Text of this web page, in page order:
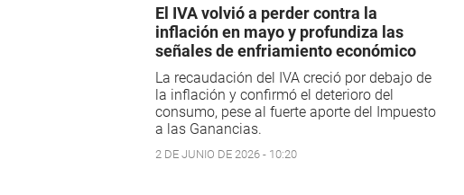
El IVA volvió a perder contra la
inflación en mayo y profundiza las
señales de enfriamiento económico
La recaudación del IVA creció por debajo de
la inflación y confirmó el deterioro del
consumo, pese al fuerte aporte del Impuesto
a las Ganancias.
2 DE JUNIO DE 2026 - 10:20